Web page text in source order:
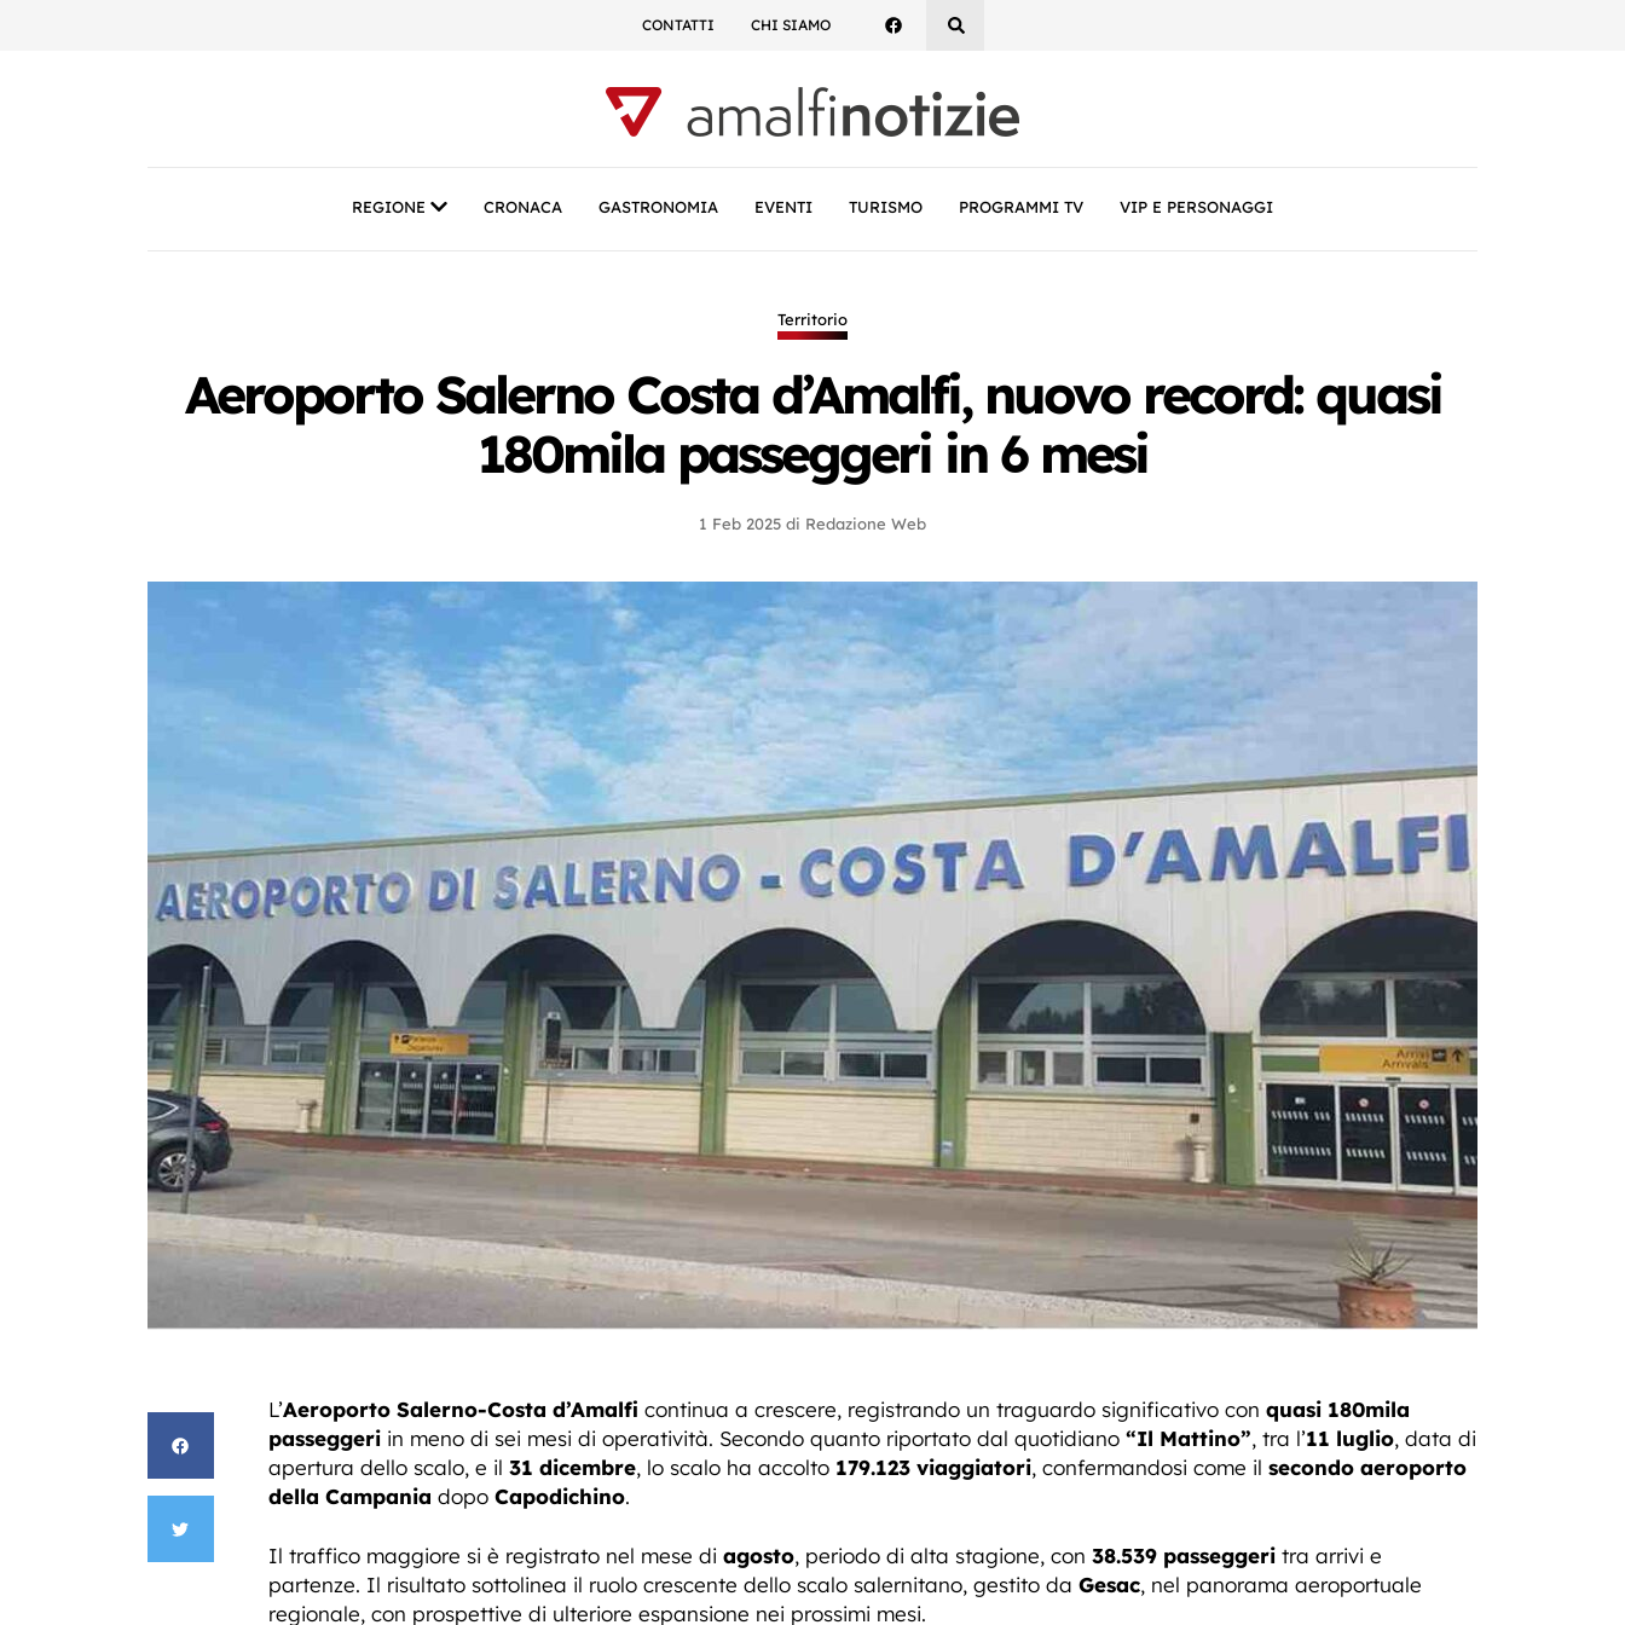
CONTATTI CHI SIAMO
REGIONE CRONACA GASTRONOMIA EVENTI TURISMO PROGRAMMI TV VIP E PERSONAGGI
Territorio
Aeroporto Salerno Costa d’Amalfi, nuovo record: quasi
180mila passeggeri in 6 mesi
1 Feb 2025 di Redazione Web
L’Aeroporto Salerno-Costa d’Amalfi continua a crescere, registrando un traguardo significativo con quasi 180mila
passeggeri in meno di sei mesi di operatività. Secondo quanto riportato dal quotidiano “Il Mattino”, tra l’11 luglio, data di
apertura dello scalo, e il 31 dicembre, lo scalo ha accolto 179.123 viaggiatori, confermandosi come il secondo aeroporto
della Campania dopo Capodichino.
Il traffico maggiore si è registrato nel mese di agosto, periodo di alta stagione, con 38.539 passeggeri tra arrivi e
partenze. Il risultato sottolinea il ruolo crescente dello scalo salernitano, gestito da Gesac, nel panorama aeroportuale
regionale, con prospettive di ulteriore espansione nei prossimi mesi.